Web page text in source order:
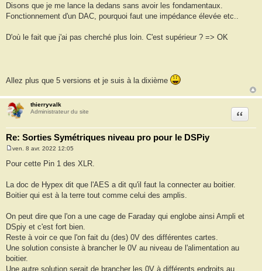
Disons que je me lance la dedans sans avoir les fondamentaux.
Fonctionnement d'un DAC, pourquoi faut une impédance élevée etc..
D'où le fait que j'ai pas cherché plus loin. C'est supérieur ? => OK
Allez plus que 5 versions et je suis à la dixième
thierryvalk
Administrateur du site
Re: Sorties Symétriques niveau pro pour le DSPiy
Citation
e
s
a
g
e
ven. 8 avr. 2022 12:05
Pour cette Pin 1 des XLR.
La doc de Hypex dit que l'AES a dit qu'il faut la connecter au boitier.
Boitier qui est à la terre tout comme celui des amplis.
On peut dire que l'on a une cage de Faraday qui englobe ainsi Ampli et
DSpiy et c'est fort bien.
Reste à voir ce que l'on fait du (des) 0V des différentes cartes.
Une solution consiste à brancher le 0V au niveau de l'alimentation au
boitier.
Une autre solution serait de brancher les 0V à différents endroits au